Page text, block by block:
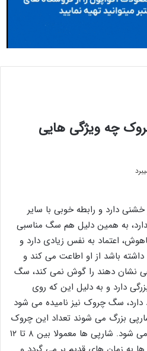
چه ویژگی هایی
دارد و رابطه خوبی با سایر
به همین دلیل هم سگ مناسبی
اعتماد به نفس زیادی دارد و
باشد از او اطاعت می کند و
نشان دهند را گوش نمی کند، سگ
دارد و به دلیل این که روی
سگ چروک نیز نامیده می شود
بزرگ می شوند تعداد این چروک
ها نسبت به زمان تولگی کمتر می شود. شارپی ها معمولا بین ۸ تا ۱۲